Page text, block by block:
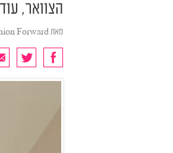
הצוואר,
מאתForward